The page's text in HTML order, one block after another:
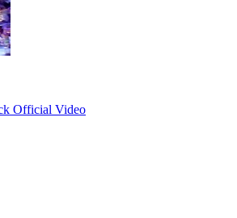
Official Video